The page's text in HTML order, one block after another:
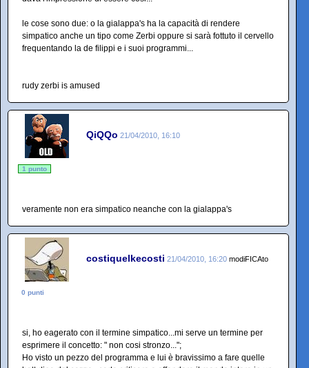
le cose sono due: o la gialappa's ha la capacità di rendere
simpatico anche un tipo come Zerbi oppure si sarà fottuto il cervello
frequentando la de filippi e i suoi programmi...
rudy zerbi is amused
QiQQo 21/04/2010, 16:10
1 punto
veramente non era simpatico neanche con la gialappa's
costiquelkecosti 21/04/2010, 16:20 modiFICAto
0 punti
si, ho eagerato con il termine simpatico...mi serve un termine per
esprimere il concetto: " non cosi stronzo...";
Ho visto un pezzo del programma e lui è bravissimo a fare quelle